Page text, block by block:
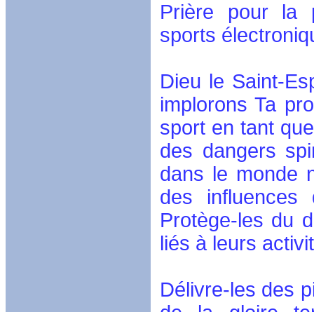
Prière pour la
sports
Dieu le Saint-
implorons Ta
sport en tant
des dangers
dans le monde
des
Protège-les du
liés à leurs
Délivre-les des